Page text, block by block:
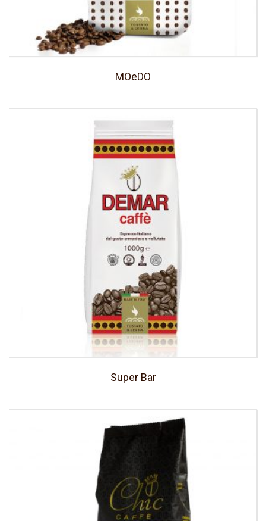
MOeDO
Super Bar